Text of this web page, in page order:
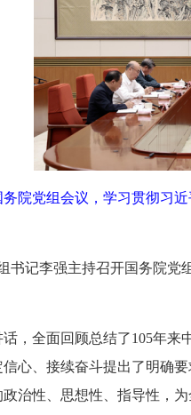
院党组会议，学习贯彻习
书记李强主持召开国务院
，全面回顾总结了105年
心、接续奋斗提出了明确
治性、思想性、指导性，